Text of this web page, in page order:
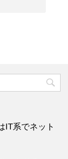
IT系でネット